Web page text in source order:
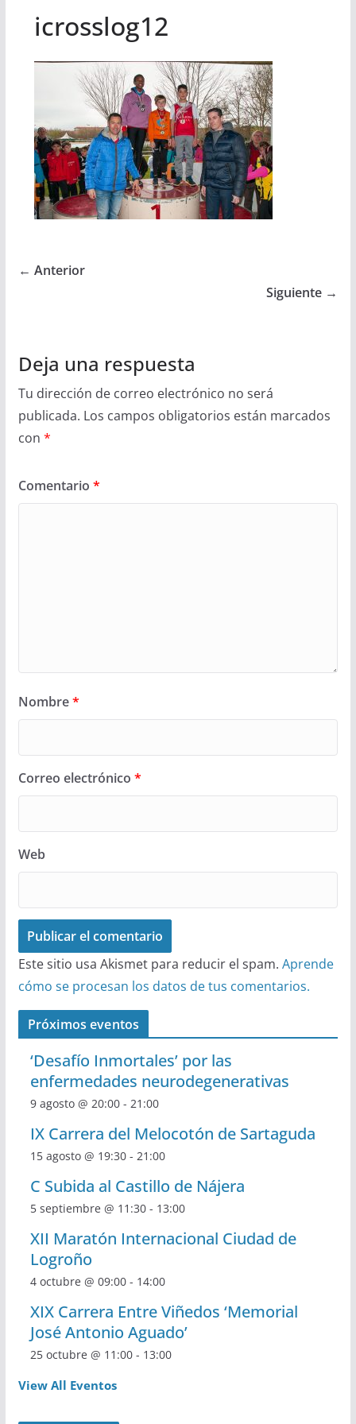
icrosslog12
← Anterior
Siguiente →
Deja una respuesta
Tu dirección de correo electrónico no será
publicada. Los campos obligatorios están marcados
con *
Comentario *
Nombre*
Correo electrónico *
Web
Este sitio usa Akismet para reducir el spam. Aprende
cómo se procesan los datos de tus comentarios.
Próximos eventos
‘Desafío Inmortales’ por las
enfermedades neurodegenerativas
9 agosto @ 20:00- 21:00
IX Carrera del Melocotón de Sartaguda
15 agosto @ 19:30- 21:00
C Subida al Castillo de Nájera
5 septiembre @ 11:30- 13:00
XII Maratón Internacional Ciudad de
Logroño
4 octubre @ 09:00- 14:00
XIX Carrera Entre Viñedos ‘Memorial
José Antonio Aguado’
25 octubre @ 11:00- 13:00
View All Eventos